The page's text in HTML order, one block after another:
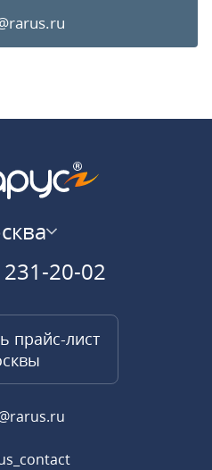
20-02
прайс-лист